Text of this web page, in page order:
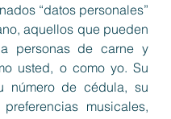
“datos personales”
aquellos que pueden
personas de carne y
usted, o como yo. Su
número de cédula, su
musicales,